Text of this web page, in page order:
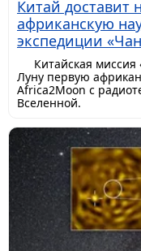
Китай доставит
африканскую
экспедиции
Китайская миссия
Луну первую
Africa2Moon с
Вселенной.